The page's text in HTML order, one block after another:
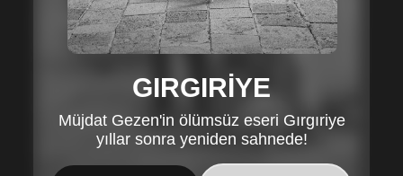
GIRGIRİYE
Müjdat Gezen'in ölümsüz eseri Gırgıriye
yıllar sonra yeniden sahnede!